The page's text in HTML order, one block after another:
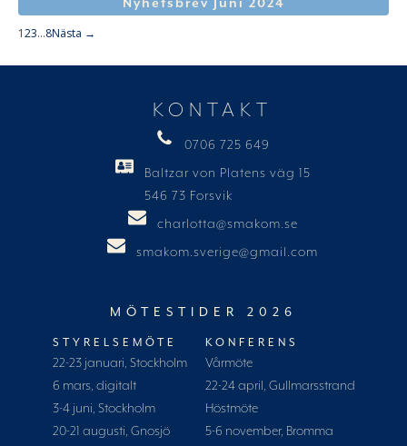
Nyhetsbrev Juni 2024
123…8Nästa →
KONTAKT
0706 725 649
Baltzar von Platens väg 15
546 73 Forsvik
charlotta@smakom.se
smakom.sverige@gmail.com
MÖTESTIDER 2026
STYRELSEMÖTE
22-23 januari, Stockholm
6 mars, digitalt
3-4 juni, Stockholm
20-21 augusti, Gnosjö
KONFERENS
Vårmöte
22-24 april, Gullmarsstrand
Höstmöte
5-6 november, Bromma